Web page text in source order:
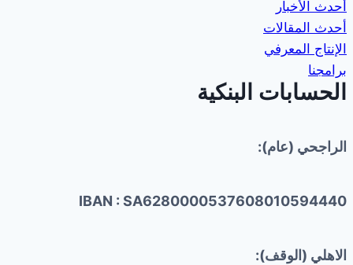
أحدث الأخبار
أحدث المقالات
الإنتاج المعرفي
برامجنا
الحسابات البنكية
الراجحي (عام):
IBAN : SA6280000537608010594440
الاهلي (الوقف):